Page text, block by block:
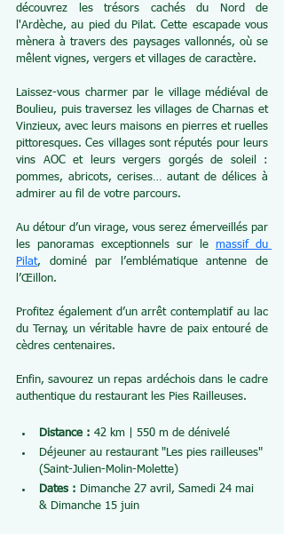
découvrez les trésors cachés du Nord de
l'Ardèche, au pied du Pilat. Cette escapade vous
mènera à travers des paysages vallonnés, où se
mêlent vignes, vergers et villages de caractère.
Laissez-vous charmer par le village médiéval de
Boulieu, puis traversez les villages de Charnas et
Vinzieux, avec leurs maisons en pierres et ruelles
pittoresques. Ces villages sont réputés pour leurs
vins AOC et leurs vergers gorgés de soleil :
pommes, abricots, cerises… autant de délices à
admirer au fil de votre parcours.
Au détour d’un virage, vous serez émerveillés par
les panoramas exceptionnels sur le massif du
Pilat, dominé par l’emblématique antenne de
l’Œillon.
Profitez également d’un arrêt contemplatif au lac
du Ternay, un véritable havre de paix entouré de
cèdres centenaires.
Enfin, savourez un repas ardéchois dans le cadre
authentique du restaurant les Pies Railleuses.
Distance : 42 km | 550 m de dénivelé
Déjeuner au restaurant "Les pies railleuses"
(Saint-Julien-Molin-Molette)
Dates : Dimanche 27 avril, Samedi 24 mai
& Dimanche 15 juin